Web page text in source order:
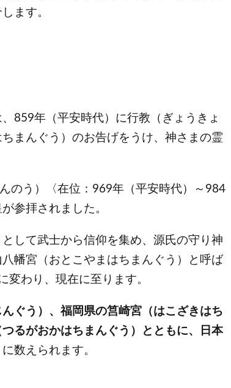
ます。
859年（平安時代）に行教（ぎょうきょ
まんぐう）のお告げをうけ、神さまの霊
のう）〈在位：969年（平安時代）～984
参拝されました。
して武士から信仰を集め、源氏の守り神
幡宮（おとこやまはちまんぐう）と呼ば
変わり、現在に至ります。
ぐう）、福岡県の筥崎宮（はこざきはち
るがおかはちまんぐう）とともに、日本
に数えられます。